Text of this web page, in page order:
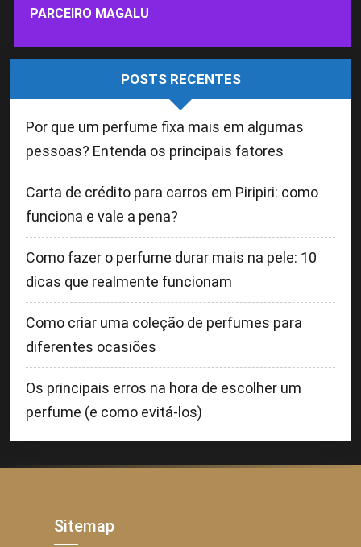
PARCEIRO MAGALU
POSTS RECENTES
Por que um perfume fixa mais em algumas
pessoas? Entenda os principais fatores
Carta de crédito para carros em Piripiri: como
funciona e vale a pena?
Como fazer o perfume durar mais na pele: 10
dicas que realmente funcionam
Como criar uma coleção de perfumes para
diferentes ocasiões
Os principais erros na hora de escolher um
perfume (e como evitá-los)
Sitemap